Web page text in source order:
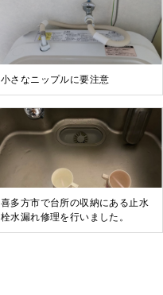
小さなニップルに要注意
喜多方市で台所の収納にある止水
栓水漏れ修理を行いました。